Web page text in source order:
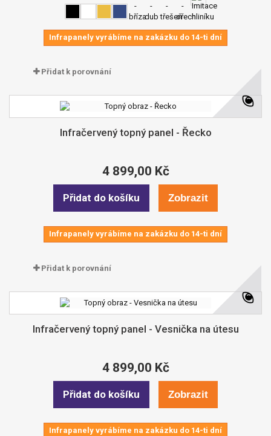
Infrapanely vyrábíme na zakázku do 14-ti dní
Přidat k porovnání
Infračervený topný panel - Řecko
4 899,00 Kč
Přidat do košíku Zobrazit
Infrapanely vyrábíme na zakázku do 14-ti dní
Přidat k porovnání
Infračervený topný panel - Vesnička na útesu
4 899,00 Kč
Přidat do košíku Zobrazit
Infrapanely vyrábíme na zakázku do 14-ti dní